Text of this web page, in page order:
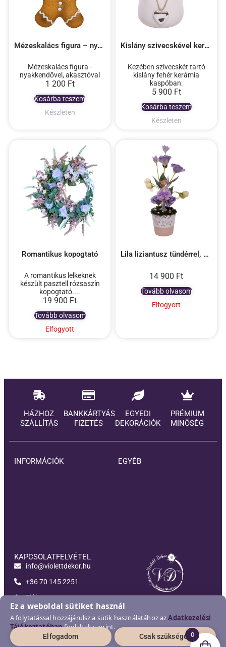
0
Készleten
Mézeskalács figura – nyakkendővel, akasztós
1 200 Ft
Mézeskalács figura -
nyakkendővel, akasztóval
Kosárba teszem
Készleten
Kislány szivecskével kerámia kaspóban
5 900 Ft
Kezében szivecskét tartó
kislány fehér kerámia
kaspóban.
Kosárba teszem
Elfogyott
Romantikus kopogtató
19 900 Ft
A romantikus lelkeknek
készült pasztell rózsaszín
kopogtató....
Tovább olvasom
Elfogyott
Lila liziantusz tündérrel, virágos kaspóban
14 900 Ft
Tovább olvasom
HÁZHOZ
SZÁLLÍTÁS
BANKKÁRTYÁS
FIZETÉS
EGYEDI
DEKORÁCIÓK
PRÉMIUM
MINŐSÉG
INFORMÁCIÓK EGYÉB
KAPCSOLATFELVÉTEL
info@violettdekor.hu
+36 70 145 2251
Fiókom
Violett-Dekor
2026 © Violett-Dekor | Minden jog fenntartva!
Ez a weboldal sütiket használ
A folytatással hozzájárulsz a sütik használatához azAdatkezelési
Tájékoztatóbanfoglaltak szerint.
Elfogadom Csak szükséges